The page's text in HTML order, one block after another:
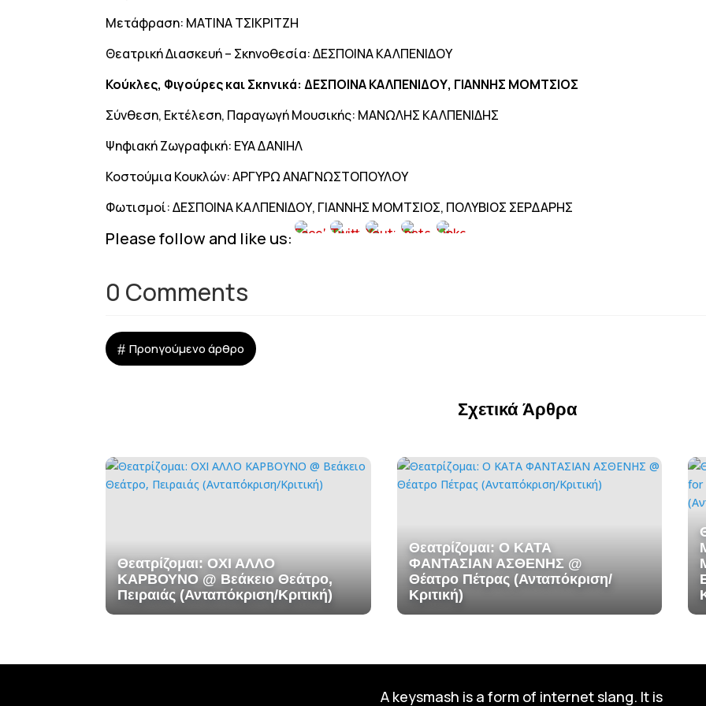
Μετάφραση: ΜΑΤΙΝΑ ΤΣΙΚΡΙΤΖΗ
Θεατρική Διασκευή – Σκηνοθεσία: ΔΕΣΠΟΙΝΑ ΚΑΛΠΕΝΙΔΟΥ
Κούκλες, Φιγούρες και Σκηνικά: ΔΕΣΠΟΙΝΑ ΚΑΛΠΕΝΙΔΟΥ, ΓΙΑΝΝΗΣ ΜΟΜΤΣΙΟΣ
Σύνθεση, Εκτέλεση, Παραγωγή Μουσικής: ΜΑΝΩΛΗΣ ΚΑΛΠΕΝΙΔΗΣ
Ψηφιακή Ζωγραφική: ΕΥΑ ΔΑΝΙΗΛ
Κοστούμια Κουκλών: ΑΡΓΥΡΩ ΑΝΑΓΝΩΣΤΟΠΟΥΛΟΥ
Φωτισμοί: ΔΕΣΠΟΙΝΑ ΚΑΛΠΕΝΙΔΟΥ, ΓΙΑΝΝΗΣ ΜΟΜΤΣΙΟΣ, ΠΟΛΥΒΙΟΣ ΣΕΡΔΑΡΗΣ
Please follow and like us:
0 Comments
# Προηγούμενο άρθρο
Σχετικά Άρθρα
Θεατρίζομαι: ΟΧΙ ΑΛΛΟ
ΚΑΡΒΟΥΝΟ @ Βεάκειο Θεάτρο,
Πειραιάς (Ανταπόκριση/Κριτική)
Θεατρίζομαι: Ο ΚΑΤΑ
ΦΑΝΤΑΣΙΑΝ ΑΣΘΕΝΗΣ @
Θέατρο Πέτρας (Ανταπόκριση/
Κριτική)
A keysmash is a form of internet slang. It is